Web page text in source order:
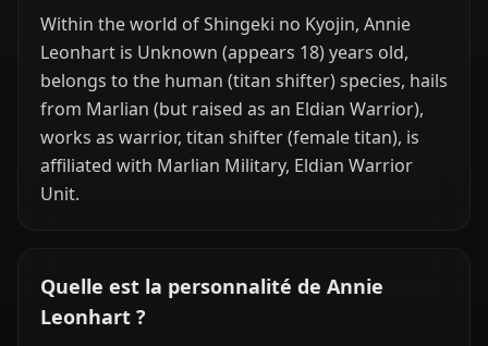
Within the world of Shingeki no Kyojin, Annie
Leonhart is Unknown (appears 18) years old,
belongs to the human (titan shifter) species, hails
from Marlian (but raised as an Eldian Warrior),
works as warrior, titan shifter (female titan), is
affiliated with Marlian Military, Eldian Warrior
Unit.
Quelle est la personnalité de Annie
Leonhart ?